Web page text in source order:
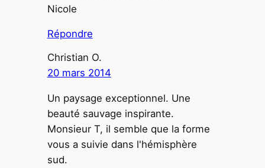
Nicole
Répondre
Christian O.
20 mars 2014
Un paysage exceptionnel. Une
beauté sauvage inspirante.
Monsieur T, il semble que la forme
vous a suivie dans l'hémisphère
sud.